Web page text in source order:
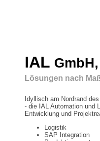
IAL
Lösungen nach
Idyllisch am Nordrand
- die IAL Automation und
Entwicklung und
Logistik
SAP Integration